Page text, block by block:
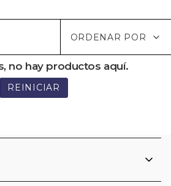
Ordenar
por
ORDENAR POR
no hay productos aquí.
REINICIAR